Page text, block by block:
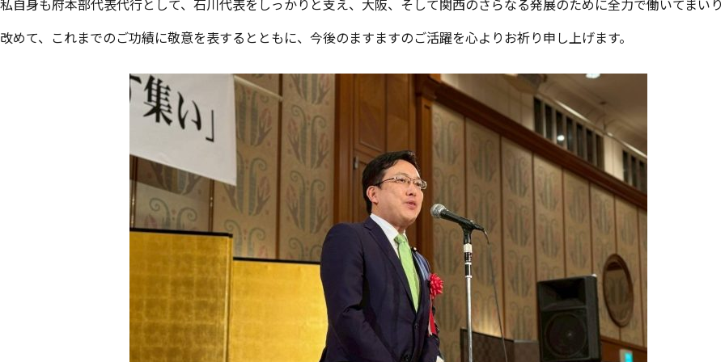
私自身も府本部代表代行として、石川代表をしっかりと支え、大阪、そして関西のさらなる発展のために全力で働いてまい
改めて、これまでのご功績に敬意を表するとともに、今後のますますのご活躍を心よりお祈り申し上げます。